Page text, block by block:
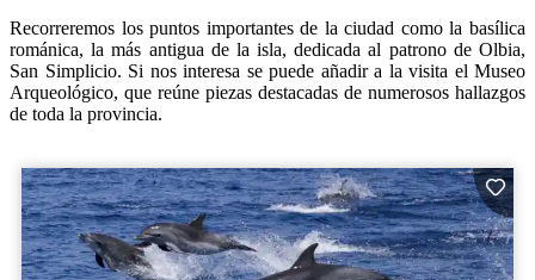
Recorreremos los puntos importantes de la ciudad como la basílica
románica, la más antigua de la isla, dedicada al patrono de Olbia,
San Simplicio. Si nos interesa se puede añadir a la visita el Museo
Arqueológico, que reúne piezas destacadas de numerosos hallazgos
de toda la provincia.